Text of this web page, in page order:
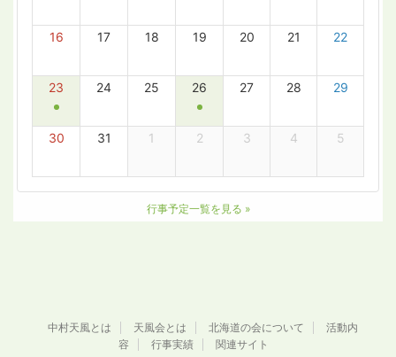
中村天風とは 天風会とは 北海道の会について
活動内
容
行事実績 関連サイト